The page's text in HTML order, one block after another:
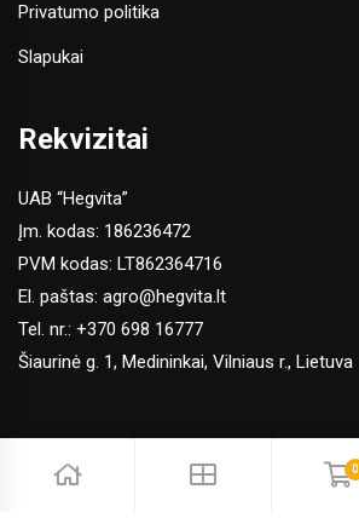
Privatumo politika
Slapukai
Rekvizitai
UAB “Hegvita”
Įm. kodas: 186236472
PVM kodas: LT862364716
El. paštas: agro@hegvita.lt
Tel. nr.: +370 698 16777
Šiaurinė g. 1, Medininkai, Vilniaus r., Lietuva
0